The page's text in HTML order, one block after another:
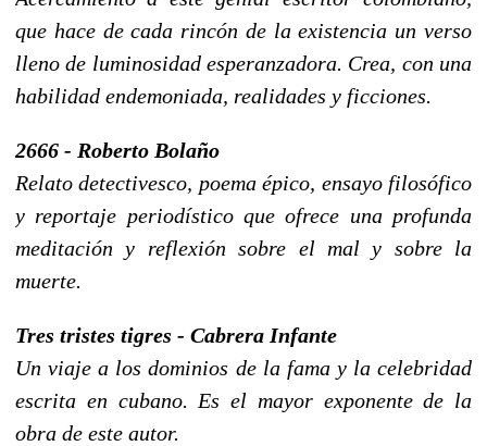
que hace de cada rincón de la existencia un verso
lleno de luminosidad esperanzadora. Crea, con una
habilidad endemoniada, realidades y ficciones.
2666 - Roberto Bolaño
Relato detectivesco, poema épico, ensayo filosófico
y reportaje periodístico que ofrece una profunda
meditación y reflexión sobre el mal y sobre la
muerte.
Tres tristes tigres - Cabrera Infante
Un viaje a los dominios de la fama y la celebridad
escrita en cubano. Es el mayor exponente de la
obra de este autor.